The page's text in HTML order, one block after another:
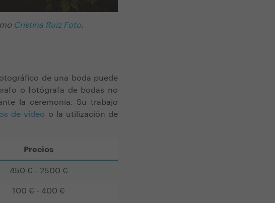
Cristina Ruiz Foto.
de una boda puede
o fotógrafa de bodas no
la ceremonia. Su trabajo
de vídeo o la utilización de
Precios
450 € - 2500 €
100 € - 400 €